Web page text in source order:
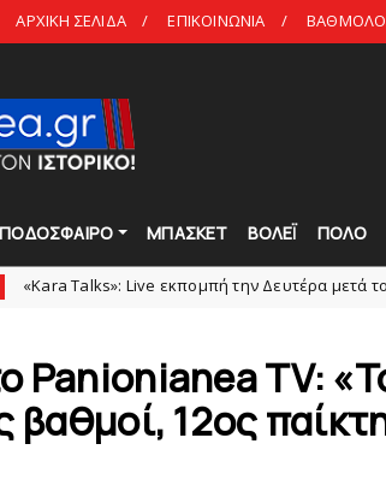
ΑΡΧΙΚΗ ΣΕΛΙΔΑ ΕΠΙΚΟΙΝΩΝΙΑ
ΠΟΔΟΣΦΑΙΡΟ ΜΠΑΣΚΕΤ ΒΟΛΕΪ ΠΟΛΟ
Live εκπομπή την Δευτέρα μετά το φιλικό
Panionianea TV:
βαθμοί, 12ος